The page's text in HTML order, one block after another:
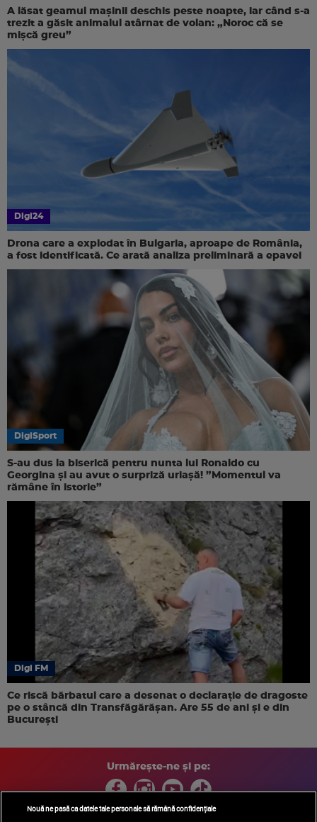
A lăsat geamul mașinii deschis peste noapte, iar când s-a
trezit a găsit animalul atârnat de volan: „Noroc că se
mișcă greu”
Digi24
Drona care a explodat în Bulgaria, aproape de România,
a fost identificată. Ce arată analiza preliminară a epavei
DigiSport
S-au dus la biserică pentru nunta lui Ronaldo cu
Georgina și au avut o surpriză uriașă! ”Momentul va
rămâne în istorie”
Digi FM
Ce riscă bărbatul care a desenat o declarație de dragoste
pe o stâncă din Transfăgărășan. Are 55 de ani și e din
București
Urmărește-ne și pe:
Nouă ne pasă ca datele tale personale să rămână confidențiale